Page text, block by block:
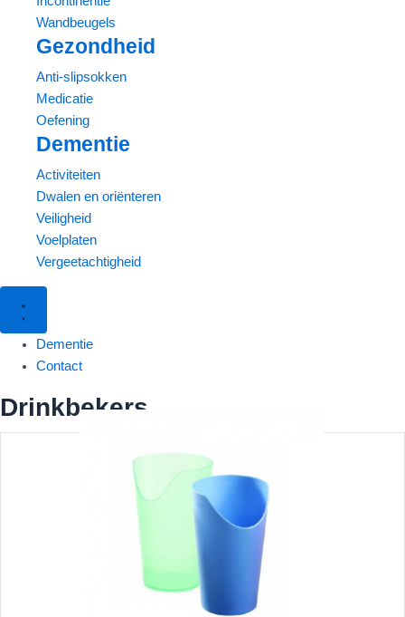
Wandbeugels
Gezondheid
Anti-slipsokken
Medicatie
Oefening
Dementie
Activiteiten
Dwalen en oriënteren
Veiligheid
Voelplaten
Vergeetachtigheid
Dementie
Contact
Drinkbekers